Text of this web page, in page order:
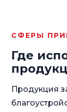
СФЕРЫ
Где
Продукция